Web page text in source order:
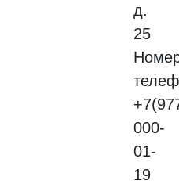
д.
25
000-
01-
19